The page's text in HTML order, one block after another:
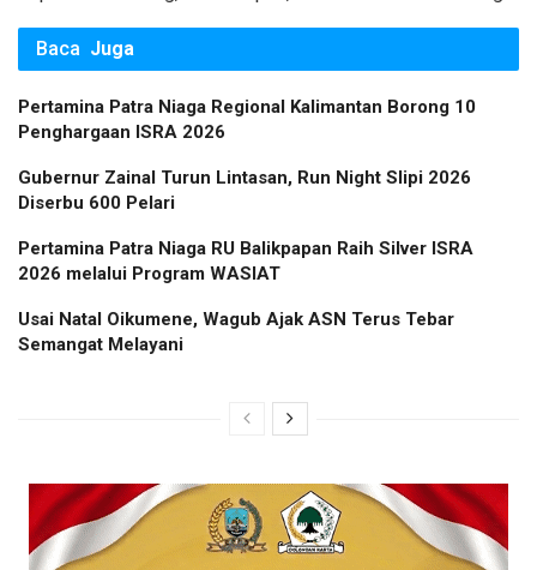
Baca Juga
Pertamina Patra Niaga Regional Kalimantan Borong 10
Penghargaan ISRA 2026
Gubernur Zainal Turun Lintasan, Run Night Slipi 2026
Diserbu 600 Pelari
Pertamina Patra Niaga RU Balikpapan Raih Silver ISRA
2026 melalui Program WASIAT
Usai Natal Oikumene, Wagub Ajak ASN Terus Tebar
Semangat Melayani